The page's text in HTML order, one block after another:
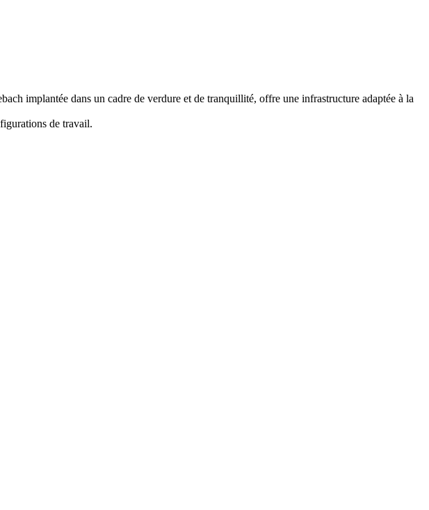
implantée dans un cadre de verdure et de tranquillité, offre une infrastructure adaptée à la
de travail.